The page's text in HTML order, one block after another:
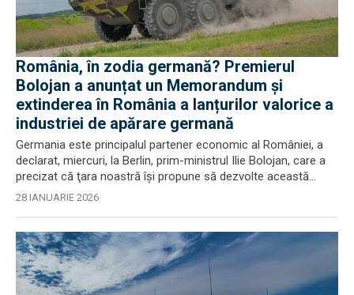
România, în zodia germană? Premierul
Bolojan a anunțat un Memorandum și
extinderea în România a lanțurilor valorice a
industriei de apărare germană
Germania este principalul partener economic al României, a
declarat, miercuri, la Berlin, prim-ministrul Ilie Bolojan, care a
precizat că ţara noastră îşi propune să dezvolte această...
28 IANUARIE 2026